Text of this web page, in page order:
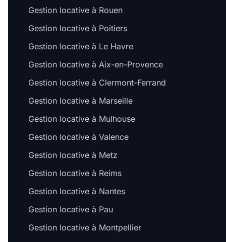
Gestion locative à Rouen
Gestion locative à Poitiers
Gestion locative à Le Havre
Gestion locative à Aix-en-Provence
Gestion locative à Clermont-Ferrand
Gestion locative à Marseille
Gestion locative à Mulhouse
Gestion locative à Valence
Gestion locative à Metz
Gestion locative à Reims
Gestion locative à Nantes
Gestion locative à Pau
Gestion locative à Montpellier